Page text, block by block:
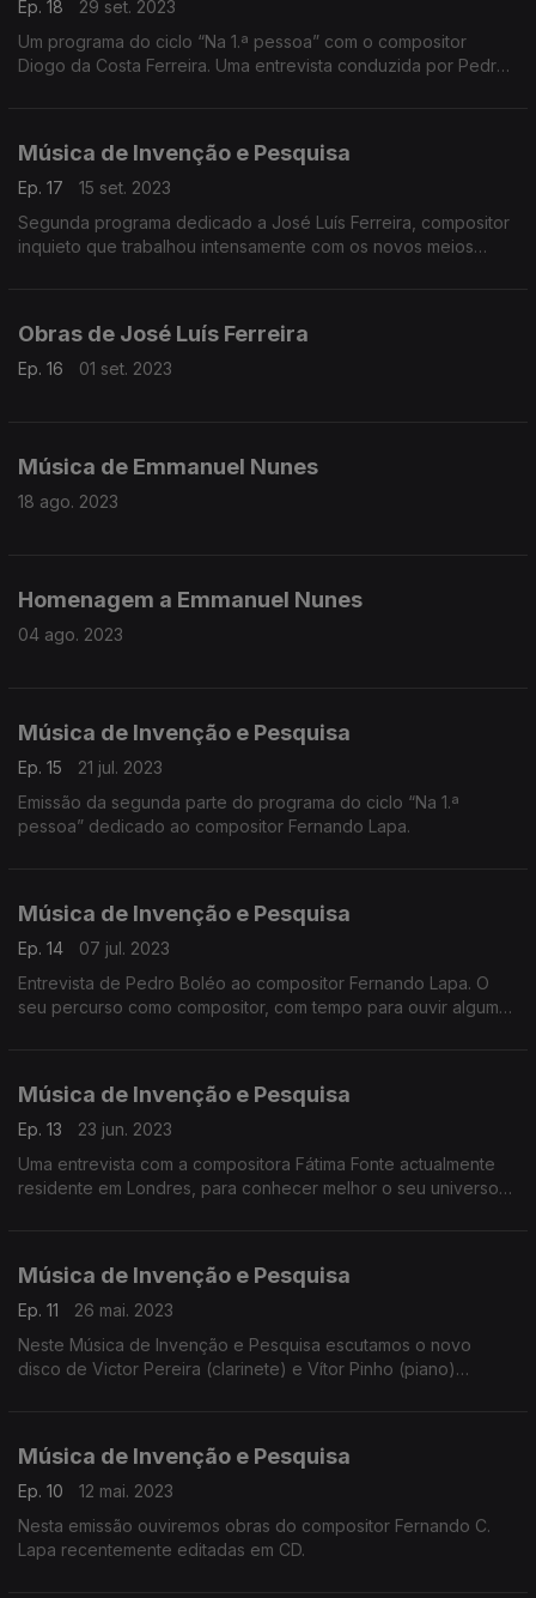
Ep. 18
29 set. 2023
Um programa do ciclo “Na 1.ª pessoa” com o compositor
Diogo da Costa Ferreira. Uma entrevista conduzida por Pedro
Música de Invenção e Pesquisa
Ep. 17
15 set. 2023
Segunda programa dedicado a José Luís Ferreira, compositor
inquieto que trabalhou intensamente com os novos meios
Obras de José Luís Ferreira
Ep. 16 01 set. 2023
Música de Emmanuel Nunes
18 ago. 2023
Homenagem a Emmanuel Nunes
04 ago. 2023
Música de Invenção e Pesquisa
Ep. 15
21 jul. 2023
Emissão da segunda parte do programa do ciclo “Na 1.ª
pessoa” dedicado ao compositor Fernando Lapa.
Música de Invenção e Pesquisa
Ep. 14
07 jul. 2023
Entrevista de Pedro Boléo ao compositor Fernando Lapa. O
seu percurso como compositor, com tempo para ouvir algumas
Música de Invenção e Pesquisa
Ep. 13
23 jun. 2023
Uma entrevista com a compositora Fátima Fonte actualmente
residente em Londres, para conhecer melhor o seu universo
Música de Invenção e Pesquisa
Ep. 11
26 mai. 2023
Neste Música de Invenção e Pesquisa escutamos o novo
disco de Victor Pereira (clarinete) e Vítor Pinho (piano)
Música de Invenção e Pesquisa
Ep. 10
12 mai. 2023
Nesta emissão ouviremos obras do compositor Fernando C.
Lapa recentemente editadas em CD.